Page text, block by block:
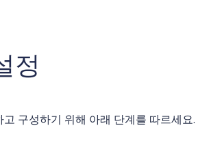
정
구성하기 위해 아래 단계를 따르세요.